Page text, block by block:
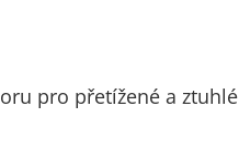
pro přetížené a ztuhlé